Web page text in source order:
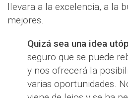
llevara a la excelencia, a la
mejores.
Quizá sea una idea
seguro que se puede
y nos ofrecerá la
varias oportunidades.